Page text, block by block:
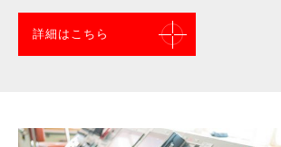
詳細はこちら